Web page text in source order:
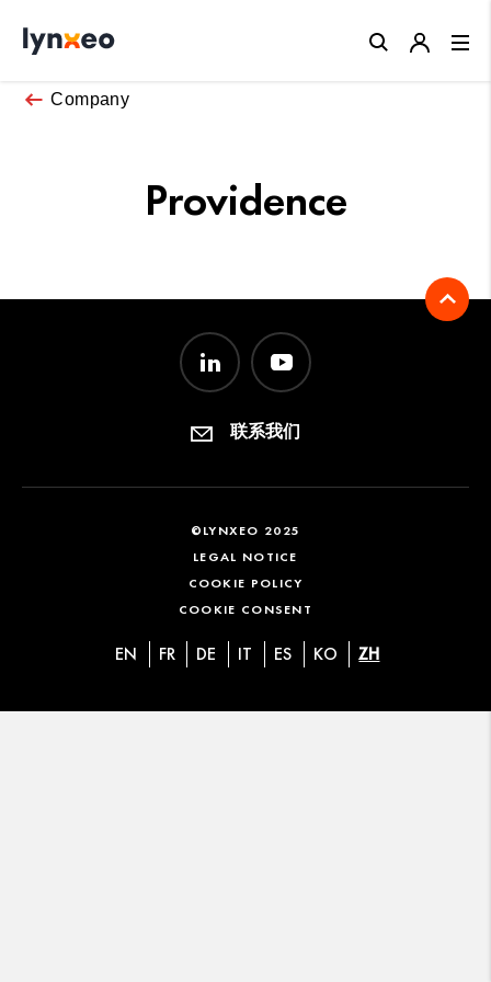
Company
Providence
Close
联系我们
©LYNXEO 2025
LEGAL NOTICE
COOKIE POLICY
COOKIE CONSENT
EN FR DE IT ES KO ZH